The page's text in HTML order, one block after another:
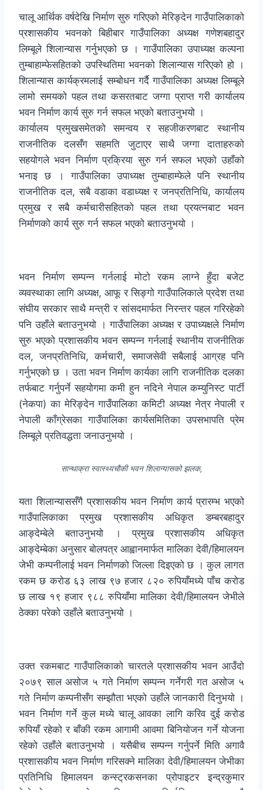
चालू आर्थिक वर्षदेखि निर्माण सुरु गरिएको मेरिङ्देन गाउँपालिकाको
प्रशासकीय भवनको बिहीबार गाउँपालिका अध्यक्ष गणेशबहादुर
लिम्बूले शिलान्यास गर्नुभएको छ । गाउँपालिका उपाध्यक्ष कल्पना
तुम्बाहाम्फेसहितको उपस्थितिमा भवनको शिलान्यास गरिएको हो ।
शिलान्यास कार्यक्रमलाई सम्बोधन गर्दै गाउँपालिका अध्यक्ष लिम्बूले
लामो समयको पहल तथा कसरतबाट जग्गा प्राप्त गरी कार्यालय
भवन निर्माण कार्य सुरु गर्न सफल भएको बताउनुभयो ।
कार्यालय प्रमुखसमेतको समन्वय र सहजीकरणबाट स्थानीय
राजनीतिक दलसँग सहमति जुटाएर साथै जग्गा दाताहरुको
सहयोगले भवन निर्माण प्रक्रिया सुरु गर्न सफल भएको उहाँको
भनाइ छ । गाउँपालिका उपाध्यक्ष तुम्बाहाम्फेले पनि स्थानीय
राजनीतिक दल, सबै वडाका वडाध्यक्ष र जनप्रतिनिधि, कार्यालय
प्रमुख र सबै कर्मचारीसहितको पहल तथा प्रयत्नबाट भवन
निर्माणको कार्य सुरु गर्न सफल भएको बताउनुभयो ।
भवन निर्माण सम्पन्न गर्नलाई मोटो रकम लाग्ने हुँदा बजेट
व्यवस्थाका लागि अध्यक्ष, आफू र सिङ्गो गाउँपालिकाले प्रदेश तथा
संघीय सरकार साथै मन्त्री र सांसदमार्फत निरन्तर पहल गरिरहेको
पनि उहाँले बताउनुभयो । गाउँपालिका अध्यक्ष र उपाध्यक्षले निर्माण
सुरु भएको प्रशासकीय भवन सम्पन्न गर्नलाई स्थानीय राजनीतिक
दल, जनप्रतिनिधि, कर्मचारी, समाजसेवी सबैलाई आग्रह पनि
गर्नुभएको छ । उता भवन निर्माण कार्यका लागि राजनीतिक दलका
तर्फबाट गर्नुपर्ने सहयोगमा कमी हुन नदिने नेपाल कम्युनिस्ट पार्टी
(नेकपा) का मेरिङ्देन गाउँपालिका कमिटी अध्यक्ष नेत्र नेपाली र
नेपाली काँग्रेसका गाउँपालिका कार्यसमितिका उपसभापति प्रेम
लिम्बूले प्रतिवद्धता जनाउनुभयो ।
सान्थाक्रा स्वास्थ्यचौकी भवन शिलान्यासको झलक,
यता शिलान्याससँगै प्रशासकीय भवन निर्माण कार्य प्रारम्भ भएको
गाउँपालिकाका प्रमुख प्रशासकीय अधिकृत डम्बरबहादुर
आङ्देम्बेले बताउनुभयो । प्रमुख प्रशासकीय अधिकृत
आङ्देम्बेका अनुसार बोलपत्र आह्वानमार्फत मालिका देवी/हिमालयन
जेभी कम्पनीलाई भवन निर्माणको जिल्ला दिइएको छ । कुल लागत
रकम छ करोड ६३ लाख ९७ हजार ८२० रुपियाँमध्ये पाँच करोड
छ लाख १९ हजार ९८८ रुपियाँमा मालिका देवी/हिमालयन जेभीले
ठेक्का परेको उहाँले बताउनुभयो ।
उक्त रकमबाट गाउँपालिकाको चारतले प्रशासकीय भवन आउँदो
२०७९ साल असोज ५ गते निर्माण सम्पन्न गर्नेगरी गत असोज ५
गते निर्माण कम्पनीसँग सम्झौता भएको उहाँले जानकारी दिनुभयो ।
भवन निर्माण गर्ने कुल मध्ये चालू आवका लागि करिव दुई करोड
रुपियाँ रहेको र बाँकी रकम आगामी आवमा बिनियोजन गर्ने योजना
रहेको उहाँले बताउनुभयो । यसैबीच सम्पन्न गर्नुपर्ने मिति अगावै
प्रशासकीय भवन निर्माण गरिसक्ने मालिका देवी/हिमालयन जेभीका
प्रतिनिधि हिमालयन कन्स्ट्रकसनका प्रोपाइटर इन्द्रकुमार